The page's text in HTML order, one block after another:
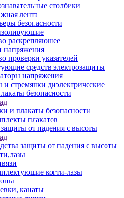
столбики
лента
безопасности
раскрепляющее
напряжения
проверки указателей
средств электрозащиты
напряжения
стремянки диэлектрические
безопасности
и плакаты безопасности
плакатов
защиты от падения с высоты
защиты от падения с высоты
когти-лазы
канаты